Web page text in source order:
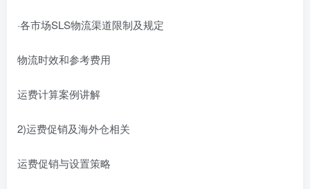
·各市场SLS物流渠道限制及规定
物流时效和参考费用
运费计算案例讲解
2)运费促销及海外仓相关
运费促销与设置策略